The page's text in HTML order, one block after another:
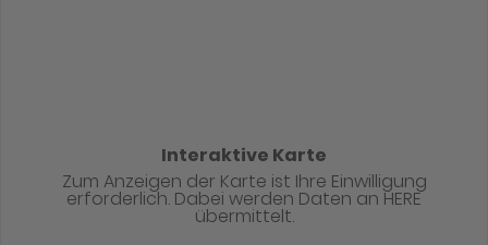
Interaktive Karte
Zum Anzeigen der Karte ist Ihre Einwilligung
erforderlich. Dabei werden Daten an HERE
übermittelt.